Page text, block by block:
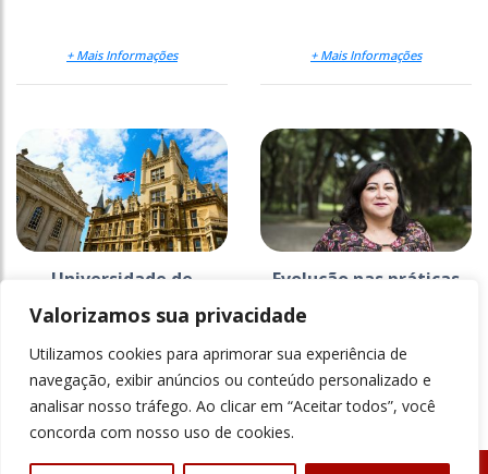
Valorizamos sua privacidade
Utilizamos cookies para aprimorar sua experiência de
navegação, exibir anúncios ou conteúdo personalizado e
analisar nosso tráfego. Ao clicar em “Aceitar todos”, você
concorda com nosso uso de cookies.
+ Mais Informações + Mais Informações
Universidade de
parceiros no ensino
+ Mais Informações
Evolução nas práticas
desafio para a...
+ Mais Informações